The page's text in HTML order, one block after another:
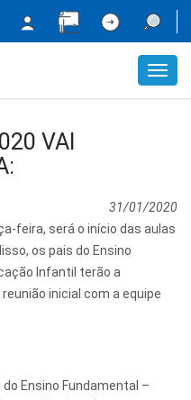
VAI
31/01/2020
feira, será o início das aulas
os pais do Ensino
Infantil terão a
inicial com a equipe
Ensino Fundamental –